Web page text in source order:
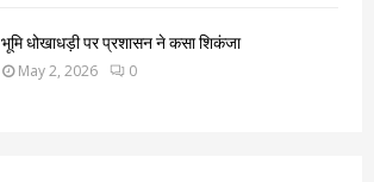
भूमि धोखाधड़ी पर प्रशासन ने कसा शिकंजा
May 2, 2026 0